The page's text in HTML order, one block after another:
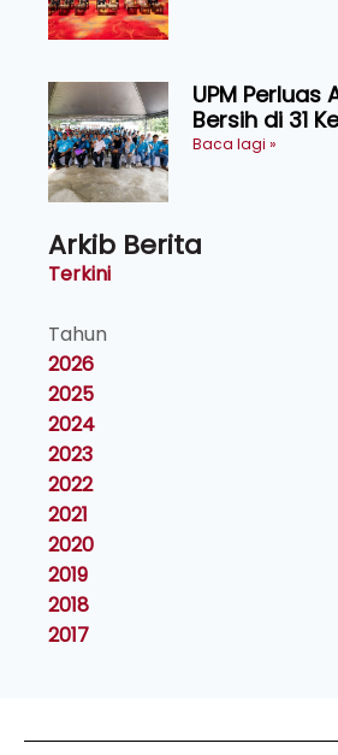
UPM Perluas
Bersih di 31
Orang Asli
Baca lagi »
Arkib Berita
Terkini
Tahun
2026
2025
2024
2023
2022
2021
2020
2019
2018
2017